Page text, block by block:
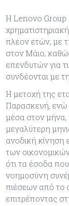
Η Lenovo Group
πλέον ετών, με
στον Μάιο,
επενδυτών για
συνδέονται με
Η μετοχή της
Παρασκευή, ενώ
μέσα στον μήνα,
μεγαλύτερη
ανοδική κίνηση
των
ότι τα έσοδα
νοημοσύνη
πιέσεων από το
επιτρέποντας